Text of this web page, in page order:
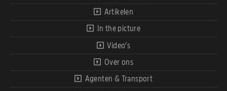
Artikelen
In the picture
Video’s
Over ons
Agenten & Transport